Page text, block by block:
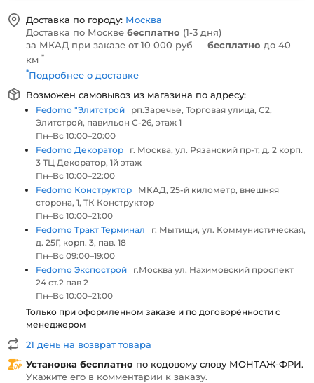
Доставка по городу: Москва
Доставка по Москве бесплатно (1-3 дня)
за МКАД при заказе от 10 000 руб — бесплатно до 40
км *
*Подробнее о доставке
Возможен самовывоз из магазина по адресу:
Fedomo "Элитстрой
рп.Заречье, Торговая улица, С2,
Элитстрой, павильон С-26, этаж 1
Пн–Вс 10:00–20:00
Fedomo Декоратор
г. Москва, ул. Рязанский пр-т, д. 2 корп.
3 ТЦ Декоратор, 1й этаж
Пн–Вс 10:00–22:00
Fedomo Конструктор
МКАД, 25-й километр, внешняя
сторона, 1, ТК Конструктор
Пн–Вс 10:00–21:00
Fedomo Тракт Терминал
г. Мытищи, ул. Коммунистическая,
д. 25Г, корп. 3, пав. 18
Пн–Вс 09:00–19:00
Fedomo Экспострой
г.Москва ул. Нахимовский проспект
24 ст.2 пав 2
Пн–Вс 10:00–21:00
Только при оформленном заказе и по договорённости с
менеджером
21 день на возврат товара
Установка бесплатно по кодовому слову МОНТАЖ-ФРИ.
Укажите его в комментарии к заказу.